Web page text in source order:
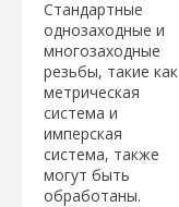
Стандартные
однозаходные и
многозаходные
резьбы, такие как
метрическая
система и
имперская
система, также
могут быть
обработаны.